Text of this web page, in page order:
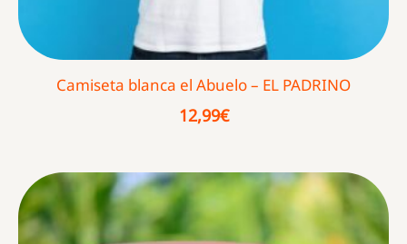
Camiseta blanca el Abuelo – EL PADRINO
12,99€